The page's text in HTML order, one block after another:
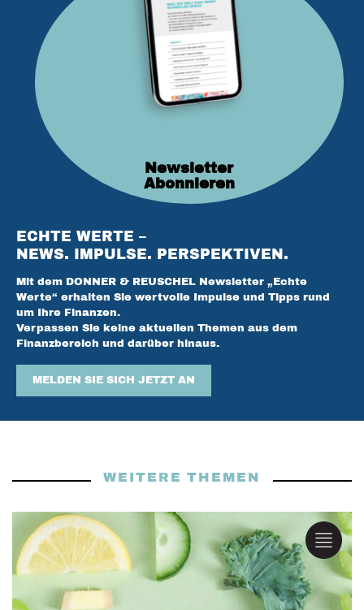
ECHTE WERTE –
NEWS. IMPULSE. PERSPEKTIVEN.
Mit dem DONNER & REUSCHEL Newsletter „Echte
Werte“ erhalten Sie wertvolle Impulse und Tipps rund
um Ihre Finanzen.
Verpassen Sie keine aktuellen Themen aus dem
Finanzbereich und darüber hinaus.
MELDEN SIE SICH JETZT AN
Newsletter
Abonnieren
WEITERE THEMEN